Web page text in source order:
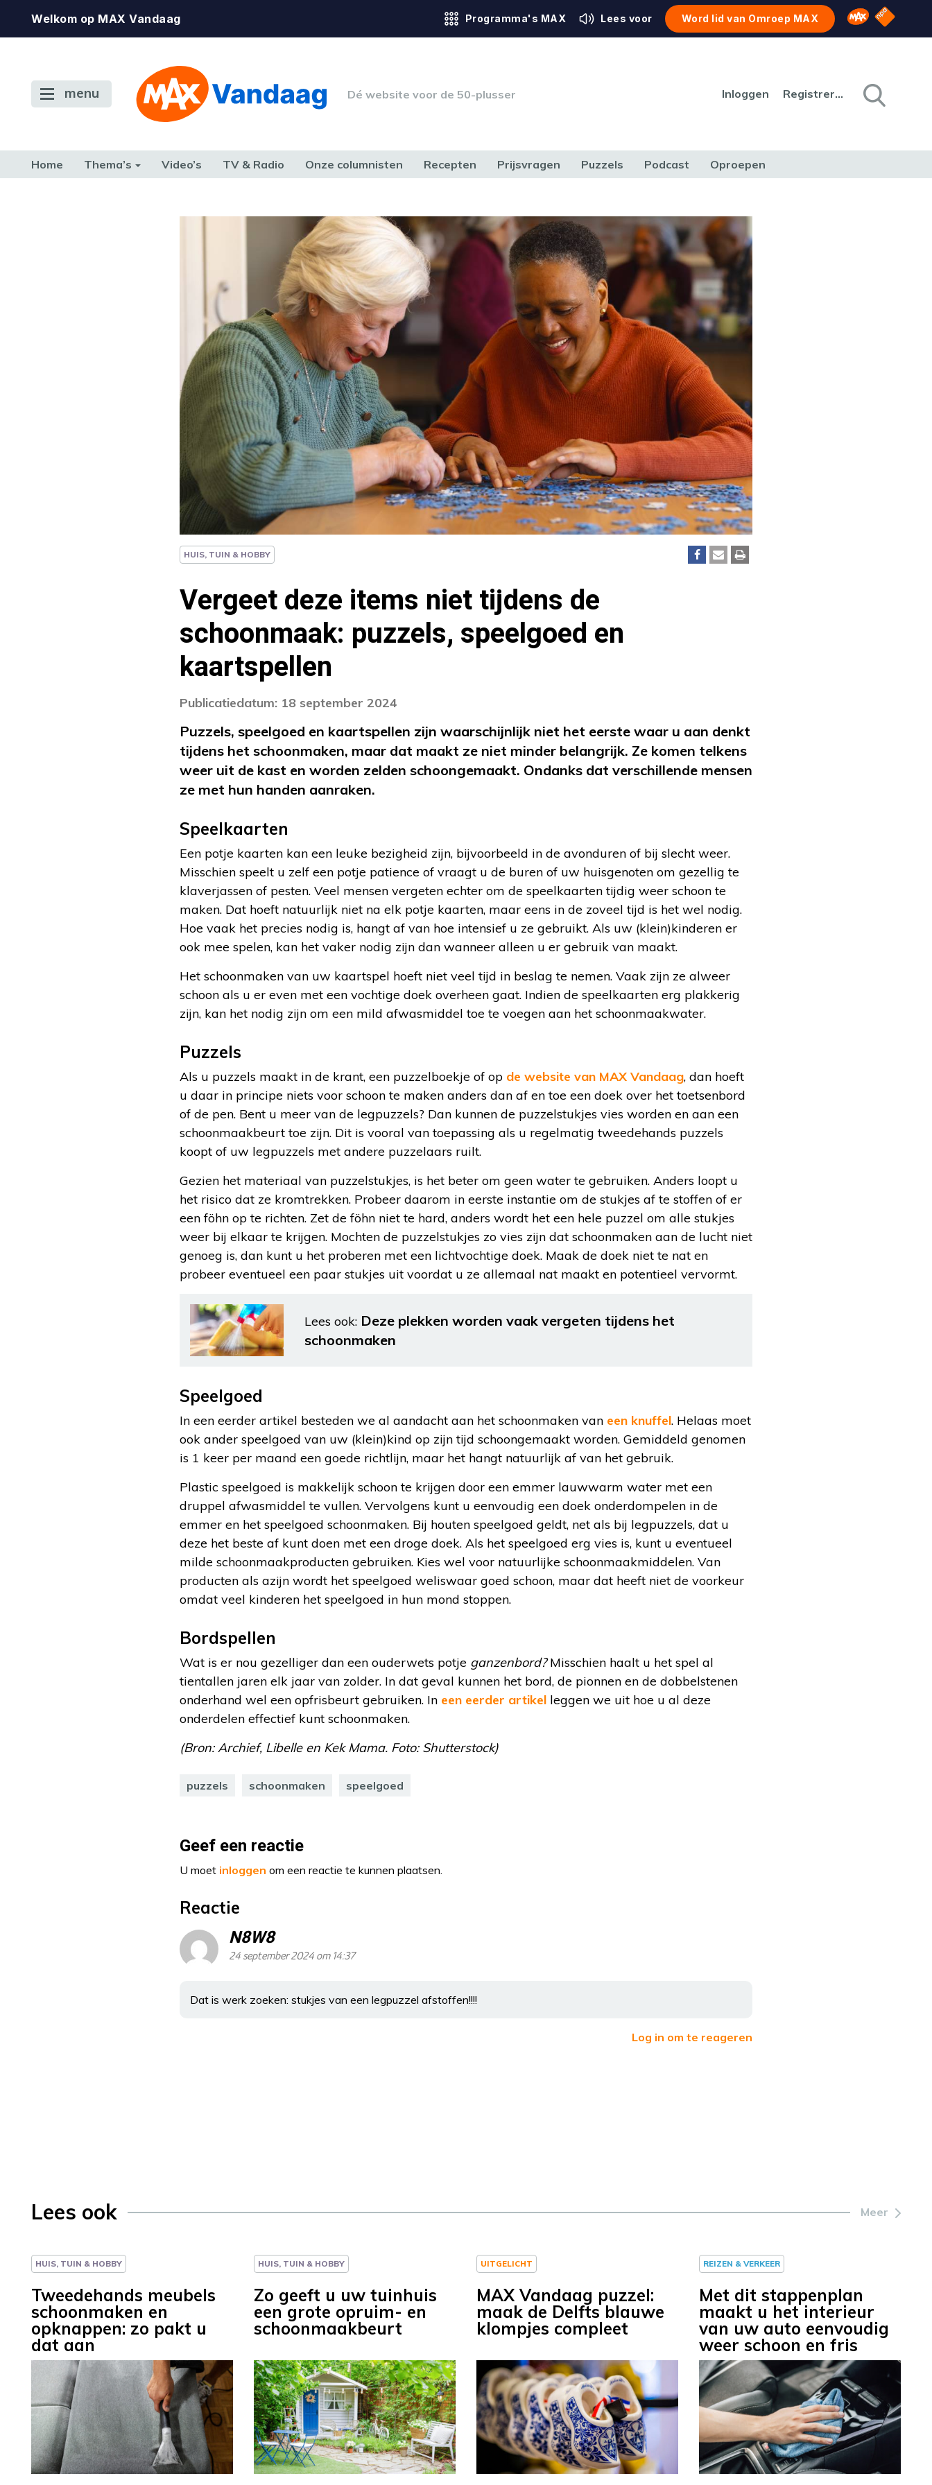
Welkom op MAX Vandaag Programma's MAX Lees voor Word lid van Omroep MAX Omroep MAX
NPO
menu Dé website voor de 50-plusser Inloggen Registreren
Home Thema’s Video’s TV & Radio Onze columnisten Recepten Prijsvragen Puzzels Podcast Oproepen
HUIS, TUIN & HOBBY
Vergeet deze items niet tijdens de
schoonmaak: puzzels, speelgoed en
kaartspellen
Publicatiedatum: 18 september 2024
Puzzels, speelgoed en kaartspellen zijn waarschijnlijk niet het eerste waar u aan denkt
tijdens het schoonmaken, maar dat maakt ze niet minder belangrijk. Ze komen telkens
weer uit de kast en worden zelden schoongemaakt. Ondanks dat verschillende mensen
ze met hun handen aanraken.
Speelkaarten
Een potje kaarten kan een leuke bezigheid zijn, bijvoorbeeld in de avonduren of bij slecht weer.
Misschien speelt u zelf een potje patience of vraagt u de buren of uw huisgenoten om gezellig te
klaverjassen of pesten. Veel mensen vergeten echter om de speelkaarten tijdig weer schoon te
maken. Dat hoeft natuurlijk niet na elk potje kaarten, maar eens in de zoveel tijd is het wel nodig.
Hoe vaak het precies nodig is, hangt af van hoe intensief u ze gebruikt. Als uw (klein)kinderen er
ook mee spelen, kan het vaker nodig zijn dan wanneer alleen u er gebruik van maakt.
Het schoonmaken van uw kaartspel hoeft niet veel tijd in beslag te nemen. Vaak zijn ze alweer
schoon als u er even met een vochtige doek overheen gaat. Indien de speelkaarten erg plakkerig
zijn, kan het nodig zijn om een mild afwasmiddel toe te voegen aan het schoonmaakwater.
Puzzels
Als u puzzels maakt in de krant, een puzzelboekje of op de website van MAX Vandaag, dan hoeft
u daar in principe niets voor schoon te maken anders dan af en toe een doek over het toetsenbord
of de pen. Bent u meer van de legpuzzels? Dan kunnen de puzzelstukjes vies worden en aan een
schoonmaakbeurt toe zijn. Dit is vooral van toepassing als u regelmatig tweedehands puzzels
koopt of uw legpuzzels met andere puzzelaars ruilt.
Gezien het materiaal van puzzelstukjes, is het beter om geen water te gebruiken. Anders loopt u
het risico dat ze kromtrekken. Probeer daarom in eerste instantie om de stukjes af te stoffen of er
een föhn op te richten. Zet de föhn niet te hard, anders wordt het een hele puzzel om alle stukjes
weer bij elkaar te krijgen. Mochten de puzzelstukjes zo vies zijn dat schoonmaken aan de lucht niet
genoeg is, dan kunt u het proberen met een lichtvochtige doek. Maak de doek niet te nat en
probeer eventueel een paar stukjes uit voordat u ze allemaal nat maakt en potentieel vervormt.
Lees ook: Deze plekken worden vaak vergeten tijdens het
schoonmaken
Speelgoed
In een eerder artikel besteden we al aandacht aan het schoonmaken van een knuffel. Helaas moet
ook ander speelgoed van uw (klein)kind op zijn tijd schoongemaakt worden. Gemiddeld genomen
is 1 keer per maand een goede richtlijn, maar het hangt natuurlijk af van het gebruik.
Plastic speelgoed is makkelijk schoon te krijgen door een emmer lauwwarm water met een
druppel afwasmiddel te vullen. Vervolgens kunt u eenvoudig een doek onderdompelen in de
emmer en het speelgoed schoonmaken. Bij houten speelgoed geldt, net als bij legpuzzels, dat u
deze het beste af kunt doen met een droge doek. Als het speelgoed erg vies is, kunt u eventueel
milde schoonmaakproducten gebruiken. Kies wel voor natuurlijke schoonmaakmiddelen. Van
producten als azijn wordt het speelgoed weliswaar goed schoon, maar dat heeft niet de voorkeur
omdat veel kinderen het speelgoed in hun mond stoppen.
Bordspellen
Wat is er nou gezelliger dan een ouderwets potje ganzenbord?Misschien haalt u het spel al
tientallen jaren elk jaar van zolder. In dat geval kunnen het bord, de pionnen en de dobbelstenen
onderhand wel een opfrisbeurt gebruiken. In een eerder artikel leggen we uit hoe u al deze
onderdelen effectief kunt schoonmaken.
(Bron: Archief, Libelle en Kek Mama. Foto: Shutterstock)
puzzels schoonmaken speelgoed
Geef een reactie
U moet inloggen om een reactie te kunnen plaatsen.
Reactie
N8W8
24 september 2024 om 14:37
Dat is werk zoeken: stukjes van een legpuzzel afstoffen!!!!
Log in om te reageren
Lees ook Meer
HUIS, TUIN & HOBBY
Tweedehands meubels
schoonmaken en
opknappen: zo pakt u
dat aan
HUIS, TUIN & HOBBY
Zo geeft u uw tuinhuis
een grote opruim- en
schoonmaakbeurt
UITGELICHT
MAX Vandaag puzzel:
maak de Delfts blauwe
klompjes compleet
REIZEN & VERKEER
Met dit stappenplan
maakt u het interieur
van uw auto eenvoudig
weer schoon en fris